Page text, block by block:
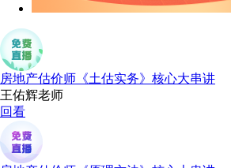
房地产估价师《土估实务》核心大串讲
王佑辉老师
回看